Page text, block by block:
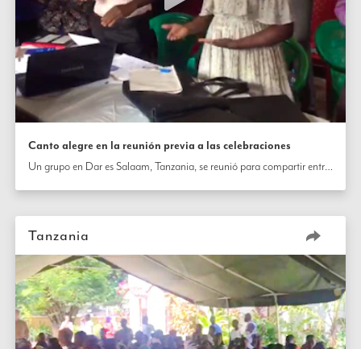
Canto alegre en la reunión previa a las celebraciones
Un grupo en Dar es Salaam, Tanzania, se reunió para compartir entre ellos cómo han estado aprendiendo a aplicar las enseñanzas bahá'ís en sus vidas y en sus comunidades. De la conversación se generó mucha alegría y energía que se expresó a través de la música.
Tanzania